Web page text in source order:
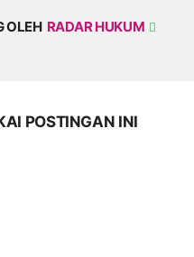
OLEH RADAR HUKUM
POSTINGAN INI